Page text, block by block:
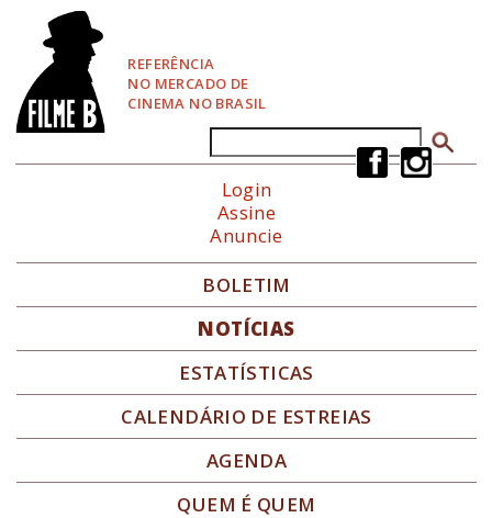
REFERÊNCIA
NO MERCADO DE
CINEMA NO BRASIL
Formulário de busca
Login
Assine
Anuncie
BOLETIM
NOTÍCIAS
ESTATÍSTICAS
CALENDÁRIO DE ESTREIAS
AGENDA
QUEM É QUEM